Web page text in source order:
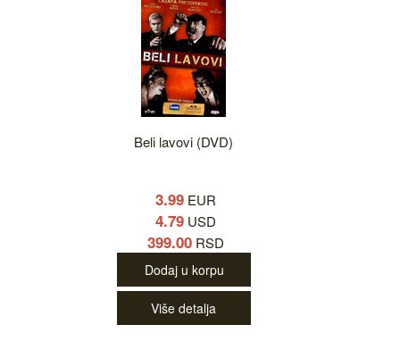
Beli lavovi (DVD)
3.99 EUR
4.79 USD
399.00 RSD
Dodaj u korpu
Više detalja